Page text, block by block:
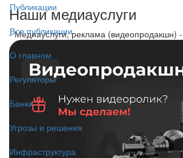
Публикации
Все публикации
О главном
Регуляторы
Банки
Угрозы и решения
Инфраструктура
Наши медиауслуги
- Медиауслуги, реклама (видеопродакшн) -